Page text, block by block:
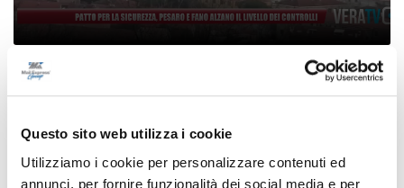
Questo sito web utilizza i cookie
Utilizziamo i cookie per personalizzare contenuti ed
annunci, per fornire funzionalità dei social media e per
Patto per la sicurezza, Pesaro e Fano alzano il
livello dei controlli